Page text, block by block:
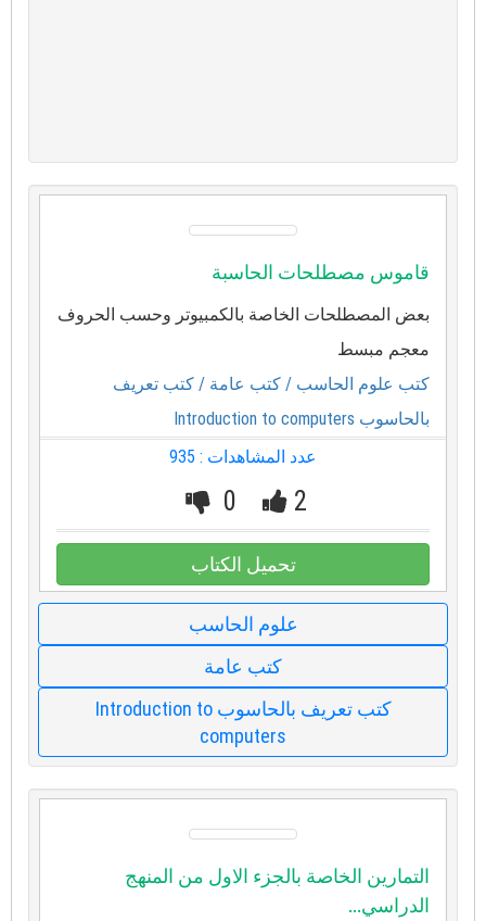
قاموس مصطلحات الحاسبة
بعض المصطلحات الخاصة بالكمبيوتر وحسب الحروف
معجم مبسط
كتب علوم الحاسب / كتب عامة / كتب تعريف
بالحاسوب Introduction to computers
عدد المشاهدات : 935
2
0
تحميل الكتاب
علوم الحاسب
كتب عامة
كتب تعريف بالحاسوب Introduction to
computers
التمارين الخاصة بالجزء الاول من المنهج
الدراسي...